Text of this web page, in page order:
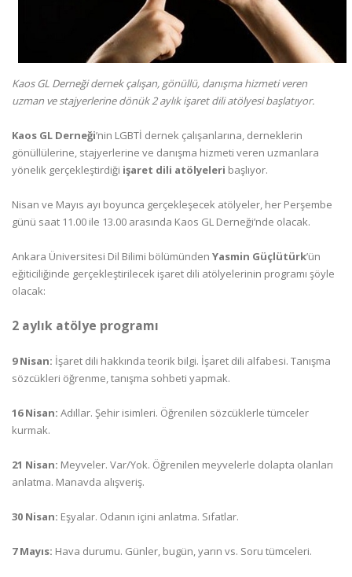
Kaos GL Derneği dernek çalışan, gönüllü, danışma hizmeti veren
uzman ve stajyerlerine dönük 2 aylık işaret dili atölyesi başlatıyor.
Kaos GL Derneği’nin LGBTİ dernek çalışanlarına, derneklerin
gönüllülerine, stajyerlerine ve danışma hizmeti veren uzmanlara
yönelik gerçekleştirdiği işaret dili atölyeleri başlıyor.
Nisan ve Mayıs ayı boyunca gerçekleşecek atölyeler, her Perşembe
günü saat 11.00 ile 13.00 arasında Kaos GL Derneği’nde olacak.
Ankara Üniversitesi Dil Bilimi bölümünden Yasmin Güçlütürk’ün
eğiticiliğinde gerçekleştirilecek işaret dili atölyelerinin programı şöyle
olacak:
2 aylık atölye programı
9 Nisan: İşaret dili hakkında teorik bilgi. İşaret dili alfabesi. Tanışma
sözcükleri öğrenme, tanışma sohbeti yapmak.
16 Nisan: Adıllar. Şehir isimleri. Öğrenilen sözcüklerle tümceler
kurmak.
21 Nisan: Meyveler. Var/Yok. Öğrenilen meyvelerle dolapta olanları
anlatma. Manavda alışveriş.
30 Nisan: Eşyalar. Odanın içini anlatma. Sıfatlar.
7 Mayıs: Hava durumu. Günler, bugün, yarın vs. Soru tümceleri.